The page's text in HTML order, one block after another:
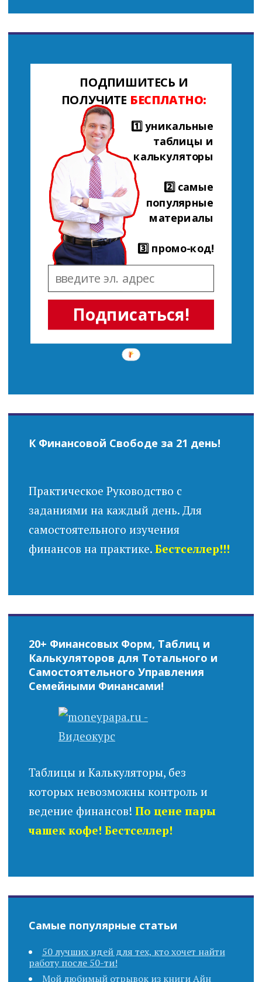
Подписаться!
ПОДПИШИТЕСЬ И
ПОЛУЧИТЕ БЕСПЛАТНО:
1️⃣ уникальные
таблицы и
калькуляторы
2️⃣ самые
популярные
материалы
3️⃣ промо-код!
К Финансовой Свободе за 21 день!
Практическое Руководство с
заданиями на каждый день. Для
самостоятельного изучения
финансов на практике. Бестселлер!!!
20+ Финансовых Форм, Таблиц и
Калькуляторов для Тотального и
Самостоятельного Управления
Семейными Финансами!
Таблицы и Калькуляторы, без
которых невозможны контроль и
ведение финансов! По цене пары
чашек кофе! Бестселлер!
Самые популярные статьи
50 лучших идей для тех, кто хочет найти
работу после 50-ти!
Мой любимый отрывок из книги Айн